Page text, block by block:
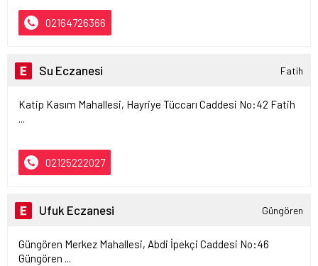
02164726366
Su Eczanesi Fatih
Katip Kasım Mahallesi, Hayriye Tüccarı Caddesi No:42 Fatih
...
02125222027
Ufuk Eczanesi Güngören
Güngören Merkez Mahallesi, Abdi İpekçi Caddesi No:46
Güngören ...